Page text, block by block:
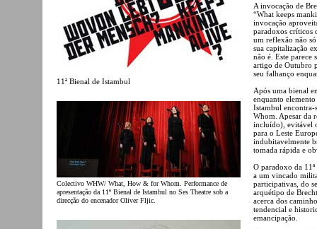
11ª Bienal de Istambul
Colectivo WHW/ What, How & for Whom. Performance de
apresentação da 11ª Bienal de Istambul no Ses Theatre sob a
direcção do encenador Oliver Fljic.
A invocação de
“What keeps
invocação
paradoxos críticos
um reflexão não
sua capitalização
não é. Este parece
artigo de Outubro
seu falhanço
Após uma bienal
enquanto
Istambul
Whom. Apesar da
incluído), evitável
para o Leste
indubitavelmente
tomada rápida e
O paradoxo da
a um vincado
participativas, do
arquétipo de
acerca dos
tendencial e
emancipação.